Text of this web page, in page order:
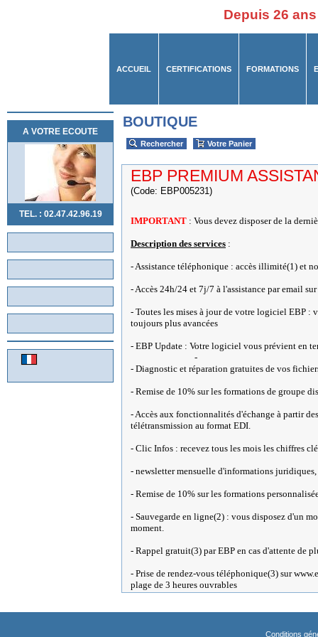
Depuis 26 ans
ACCUEIL CERTIFICATIONS FORMATIONS
A VOTRE ECOUTE
TEL. : 02.47.42.96.19
BOUTIQUE
Rechercher Votre Panier
EBP PREMIUM
(Code: EBP005231)
IMPORTANT : Vous devez disposer de la
Description des services :
- Assistance téléphonique : accès illimité(1) et
- Accès 24h/24 et 7j/7 à l'assistance par email
- Toutes les mises à jour de votre logiciel EBP :
toujours plus avancées
- EBP Update : Votre logiciel vous prévient en
-
- Diagnostic et réparation gratuites de vos
- Remise de 10% sur les formations de groupe
- Accès aux fonctionnalités d'échange à partir
télétransmission au format EDI.
- Clic Infos : recevez tous les mois les chiffres
- newsletter mensuelle d'informations juridiques,
- Remise de 10% sur les formations
- Sauvegarde en ligne(2) : vous disposez d'un
moment.
- Rappel gratuit(3) par EBP en cas d'attente de
- Prise de rendez-vous téléphonique(3) sur
plage de 3 heures ouvrables
Conditions